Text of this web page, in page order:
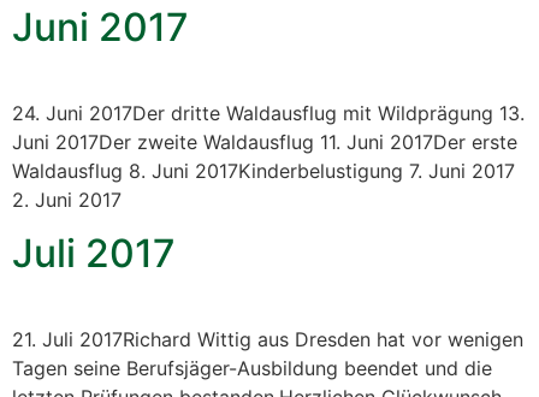
Juni 2017
24. Juni 2017Der dritte Waldausflug mit Wildprägung 13.
Juni 2017Der zweite Waldausflug 11. Juni 2017Der erste
Waldausflug 8. Juni 2017Kinderbelustigung 7. Juni 2017
2. Juni 2017
Juli 2017
21. Juli 2017Richard Wittig aus Dresden hat vor wenigen
Tagen seine Berufsjäger-Ausbildung beendet und die